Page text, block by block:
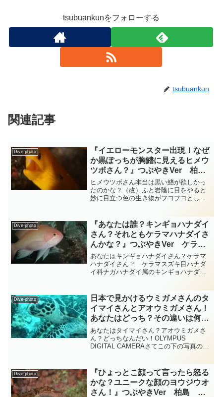
tsubuankunをフォローする
tsubuankun
関連記事
Dive-photo
『イエローモンスター出現！なぜ
か黒ぽっちが胸鰭に見えるヒメウ
ツボさん？』つぶやきVer 柏島
ダイビング‐フォト‐tsubuankun
ヒメウツボさん本当は黒い鰭が欲しかっ
たのかな？（改）ふと岩陰に目をやると
妙に目立つ色の生き物がフヨフヨとして
エローの体にエラ孔の黒い小さな斑点が
可愛いウナギ目ウツボ科のヒメウ...
Dive-photo
『あなたは誰？キンギョハナダイ
さん？それともケラマハナダイさ
んかな？』つぶやきVer ケラ
マ diving-photo‐tsubuankun
あなたはキンギョハナダイさん？ケラマ
ハナダイさん？ ケラマスズキ目ハナダ
イ科ナガハナダイ属のキンギョハナダイ
体が映えて美しいですね・・・キンギョ
ハナダイさんの体は側扁し...
Dive-photo
日本で見かけるウミガメさんのタ
イマイさんとアオウミガメさん！
あなたはどっち？その違いは何
処？その見分け方は？ 『カメの
仲間』 総集編 diving-photo‐
tsubuankun
あなたはタイマイさん？アオウミガメさ
ん？どっちなんだい！OLYMPUS
DIGITAL CAMERAさてこの下の写真のウ
タイマイ属のタイマイさんです・・・ダ
イビング中によ...
Dive-photo
『ひょっとこ顔って言ったら怒る
かな？ユニークな顔のヨウジウオ
さん！』つぶやきVer 柏島